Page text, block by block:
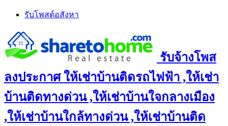
Skip
content
รับโพสต์อสังหา
รับจ้างโพส
ลงประกาศ ให้เช่าบ้านติดรถไฟฟ้า ,ให้เช่า
บ้านติดทางด่วน ,ให้เช่าบ้านใจกลางเมือง
,ให้เช่าบ้านใกล้ทางด่วน ,ให้เช่าบ้านติด